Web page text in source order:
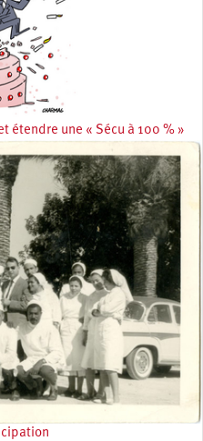
étendre une « Sécu à 100 % »